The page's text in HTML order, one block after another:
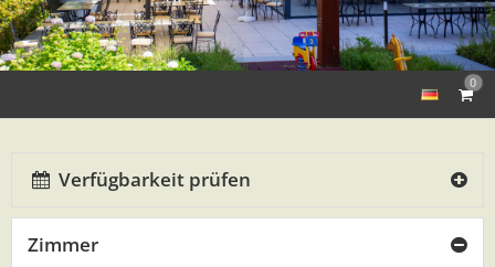
0
Verfügbarkeit prüfen
Zimmer